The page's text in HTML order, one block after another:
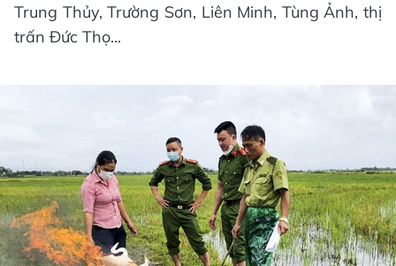
Trung Thủy, Trường Sơn, Liên Minh, Tùng Ảnh, thị
trấn Đức Thọ...